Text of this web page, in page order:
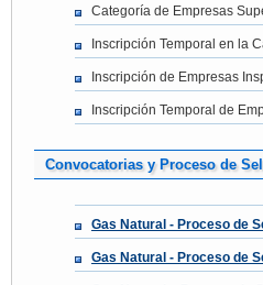
Categoría de Empresas
Inscripción Temporal en la
Inscripción de Empresas
Inscripción Temporal de
Convocatorias y Proceso de
Gas Natural - Proceso de
Gas Natural - Proceso de